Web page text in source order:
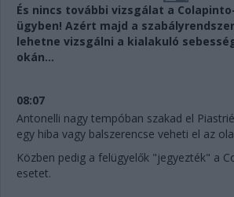
És nincs további vizsgálat a
ügyben! Azért majd a
lehetne vizsgálni a kialakuló
okán...
08:07
Antonelli nagy tempóban szakad el
egy hiba vagy balszerencse veheti el az
Közben pedig a felügyelők "jegyezték" a
esetet.